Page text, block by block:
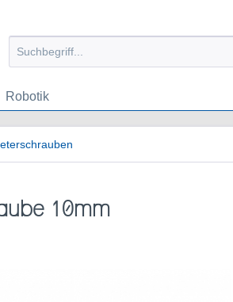
Robotik
10mm